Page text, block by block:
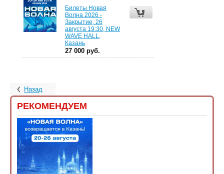
Билеты Новая
Волна 2026 -
Закрытие, 26
августа 19:30, NEW
WAVE HALL,
Казань
27 000 руб.
Назад
РЕКОМЕНДУЕМ